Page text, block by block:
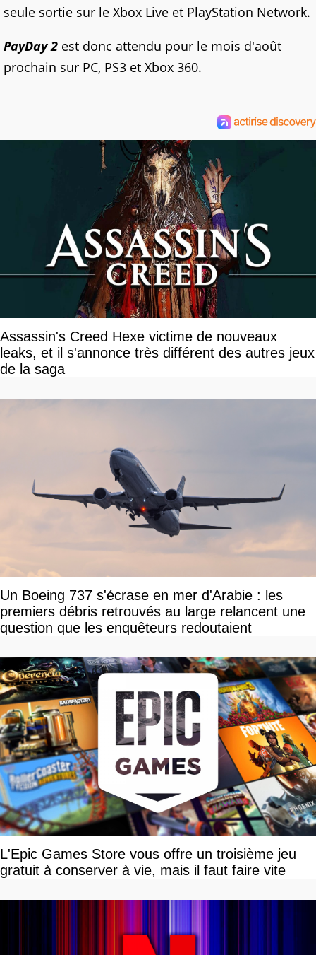
seule sortie sur le Xbox Live et PlayStation Network.
PayDay 2 est donc attendu pour le mois d'août
prochain sur PC, PS3 et Xbox 360.
Assassin's Creed Hexe victime de nouveaux
leaks, et il s'annonce très différent des autres jeux
de la saga
Un Boeing 737 s'écrase en mer d'Arabie : les
premiers débris retrouvés au large relancent une
question que les enquêteurs redoutaient
L'Epic Games Store vous offre un troisième jeu
gratuit à conserver à vie, mais il faut faire vite